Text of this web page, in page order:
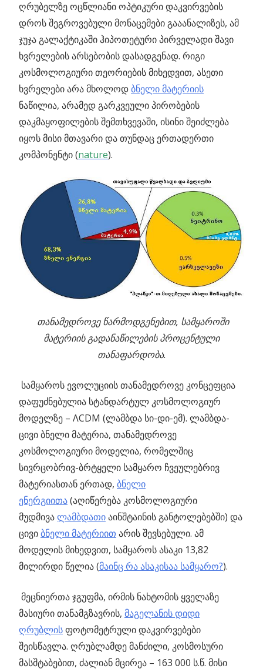
ღრუბელზე ოცწლიანი ოპტიკური დაკვირვების
დროს შეგროვებულიმონაცემები გააანალიზეს, ამ
ჯუჯა გალაქტიკაში ჰიპოთეტური პირველადი შავი
ხვრელების არსებობის დასადგენად. რიგი
კოსმოლოგიური თეორიების მიხედვით, ასეთი
ხვრელები არა მხოლოდბნელი მატერიის
ნაწილია, არამედ გარკვეული პირობების
დაკმაყოფილების შემთხვევაში, ისინი შეიძლება
იყოს მისი მთავარი და თუნდაც ერთადერთი
კომპონენტი (nature).
თანამედროვე წარმოდგენებით, სამყაროში
მატერიის გადანაწილების პროცენტული
თანაფარდობა.
სამყაროს ევოლუციის თანამედროვე კონცეფცია
დაფუძნებულია სტანდარტულ კოსმოლოგიურ
მოდელზე – ΛCDM (ლამბდა სი-დი-ემ). ლამბდა-
ცივი ბნელი მატერია, თანამედროვე
კოსმოლოგიური მოდელია, რომელშიც
სივრცობრივ-ბრტყელი სამყარო ჩვეულებრივ
მატერიასთან ერთად, ბნელი
ენერგიითა(აღიწერება კოსმოლოგიური
მუდმივალამბდათიაინშტაინის განტოლებებში) და
ცივიბნელი მატერიით არის შევსებული. ამ
მოდელის მიხედვით, სამყაროს ასაკი 13,82
მილირდი წელია (მაინც რა ასაკისაა სამყარო?).
მეცნიერთა ჯგუფმა, ირმის ნახტომის ყველაზე
მასიური თანამგზავრის, მაგელანის დიდი
ღრუბლისფოტომეტრული დაკვირვებები
შეისწავლა. ღრუბლამდე მანძილი, კოსმოსური
მასშტაბებით, ძალიან მცირეა – 163 000 ს.წ. მისი